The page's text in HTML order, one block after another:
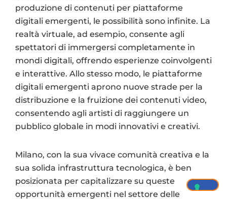
produzione di contenuti per piattaforme
digitali emergenti, le possibilità sono infinite. La
realtà virtuale, ad esempio, consente agli
spettatori di immergersi completamente in
mondi digitali, offrendo esperienze coinvolgenti
e interattive. Allo stesso modo, le piattaforme
digitali emergenti aprono nuove strade per la
distribuzione e la fruizione dei contenuti video,
consentendo agli artisti di raggiungere un
pubblico globale in modi innovativi e creativi.
Milano, con la sua vivace comunità creativa e la
sua solida infrastruttura tecnologica, è ben
posizionata per capitalizzare su queste
opportunità emergenti nel settore delle